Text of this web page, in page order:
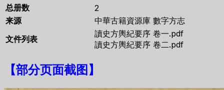
总册数
2
来源
中華古籍資源庫 數字方志
文件列表
讀史方輿紀要序 卷一.pdf
讀史方輿紀要序 卷二.pdf
【部分页面截图 】